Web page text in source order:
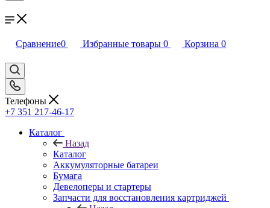
Сравнение0 Избранные товары 0 Корзина 0
Телефоны
+7 351 217-46-17
Каталог
Назад
Каталог
Аккумуляторные батареи
Бумага
Девелоперы и стартеры
Запчасти для восстановления картриджей